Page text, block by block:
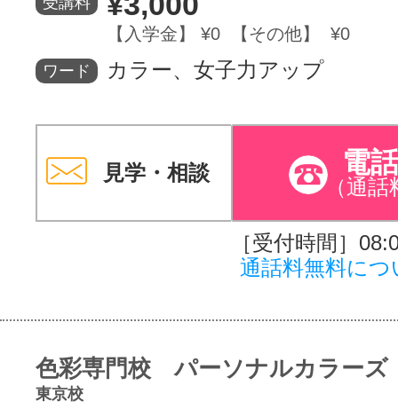
【入学金】 ¥0 【その他】 ¥0
ワード カラー、女子力アップ
見学・相談 電
（通話
［受付時間］
通話料無料につ
色彩専門校 パーソナルカラーズ
東京校